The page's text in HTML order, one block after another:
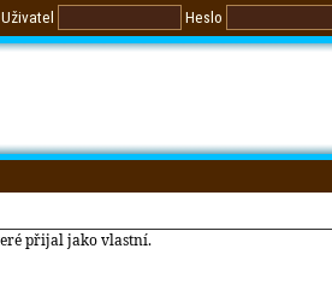
Uživatel Heslo
přijal jako vlastní.